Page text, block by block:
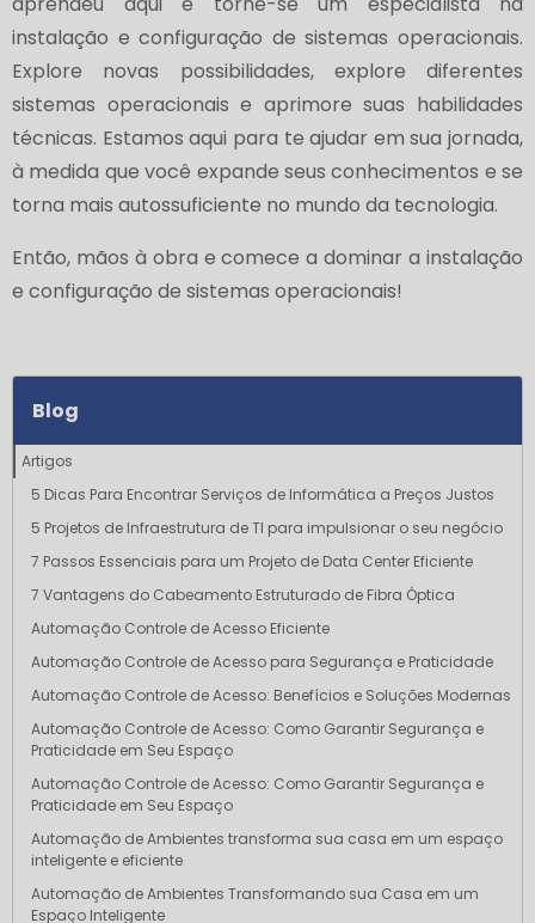
instalação e configuração de sistemas operacionais.
Explore novas possibilidades, explore diferentes
sistemas operacionais e aprimore suas habilidades
técnicas. Estamos aqui para te ajudar em sua jornada,
à medida que você expande seus conhecimentos e se
torna mais autossuficiente no mundo da tecnologia.
Então, mãos à obra e comece a dominar a instalação
e configuração de sistemas operacionais!
Blog
Artigos
5 Dicas Para Encontrar Serviços de Informática a Preços Justos
5 Projetos de Infraestrutura de TI para impulsionar o seu negócio
7 Passos Essenciais para um Projeto de Data Center Eficiente
7 Vantagens do Cabeamento Estruturado de Fibra Óptica
Automação Controle de Acesso Eficiente
Automação Controle de Acesso para Segurança e Praticidade
Automação Controle de Acesso: Benefícios e Soluções Modernas
Automação Controle de Acesso: Como Garantir Segurança e
Praticidade em Seu Espaço
Automação Controle de Acesso: Como Garantir Segurança e
Praticidade em Seu Espaço
Automação de Ambientes transforma sua casa em um espaço
inteligente e eficiente
Automação de Ambientes Transformando sua Casa em um
Espaço Inteligente